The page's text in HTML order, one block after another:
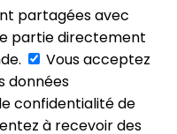
partagées avec
partie directement
Vous acceptez
données
confidentialité de
à recevoir des